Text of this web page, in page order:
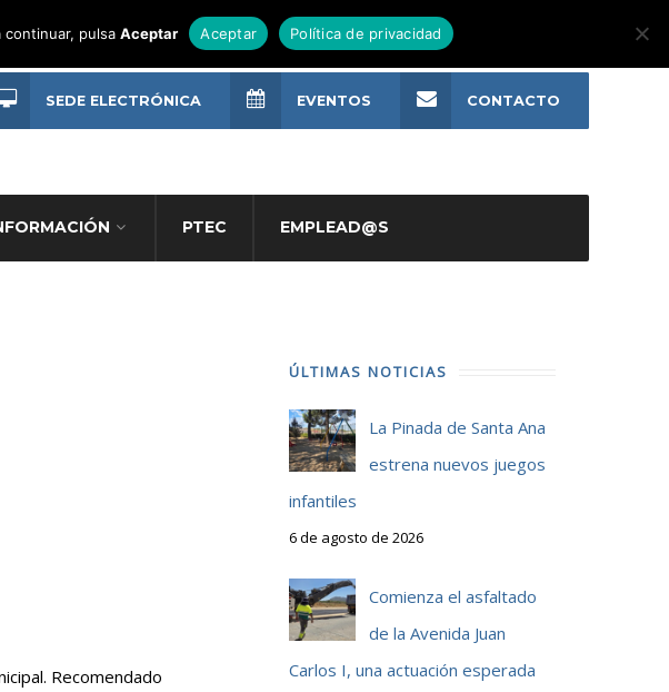
PTEC EMPLEAD@S
SEDE ELECTRÓNICA EVENTOS CONTACTO
Recomendado
ÚLTIMAS NOTICIAS
La Pinada de Santa Ana
estrena nuevos juegos
infantiles
6 de agosto de 2026
Comienza el asfaltado
de la Avenida Juan
Carlos I, una actuación esperada
continuar, pulsaAceptar Aceptar Política de privacidad